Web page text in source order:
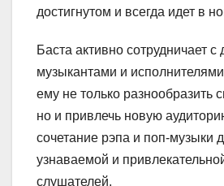
достигнутом и всегда идет в
Баста активно сотрудничает с
музыкантами и
ему не только разнообразить
но и привлечь новую
сочетание рэпа и поп-музыки
узнаваемой и
слушателей.